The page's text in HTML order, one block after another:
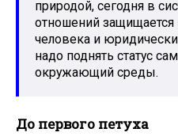
природой, сегодня в
отношений
человека и
надо поднять статус
окружающий среды.
До первого петуха